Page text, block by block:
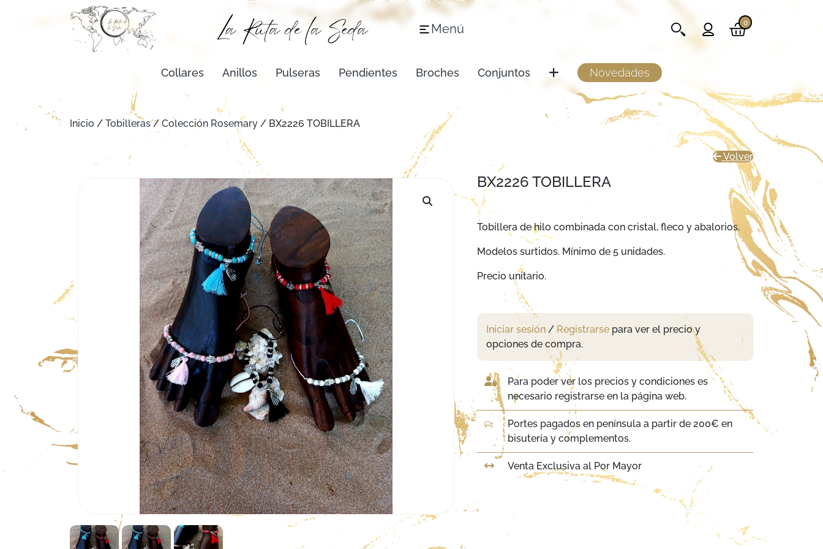
Menú 0
Collares Anillos Pulseras Pendientes Broches Conjuntos Novedades
Inicio / Tobilleras/ Colección Rosemary / BX2226 TOBILLERA
Volver
BX2226 TOBILLERA
Tobillera de hilo combinada con cristal, fleco y abalorios.
Modelos surtidos. Mínimo de 5 unidades.
Precio unitario.
Iniciar sesión/ Registrarse para ver el precio y
opciones de compra.
Para poder ver los precios y condiciones es
necesario registrarse en la página web.
Portes pagados en península a partir de 200€ en
bisutería y complementos.
Venta Exclusiva al Por Mayor